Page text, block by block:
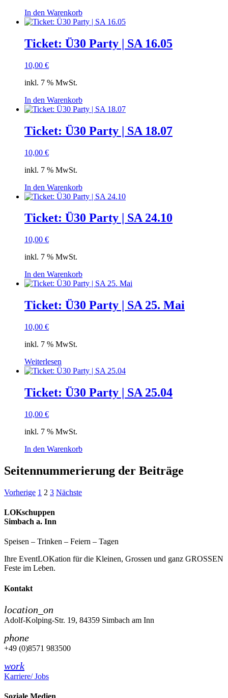
In den Warenkorb
Ticket: Ü30 Party | SA 16.05
10,00 €
inkl. 7 % MwSt.
In den Warenkorb
Ticket: Ü30 Party | SA 18.07
10,00 €
inkl. 7 % MwSt.
In den Warenkorb
Ticket: Ü30 Party | SA 24.10
10,00 €
inkl. 7 % MwSt.
In den Warenkorb
Ticket: Ü30 Party | SA 25. Mai
10,00 €
inkl. 7 % MwSt.
Weiterlesen
Ticket: Ü30 Party | SA 25.04
10,00 €
inkl. 7 % MwSt.
In den Warenkorb
Seitennummerierung der Beiträge
Vorherige 1 2 3 Nächste
LOKschuppen
Simbach a. Inn
Speisen – Trinken – Feiern – Tagen
Ihre EventLOKation für die Kleinen, Grossen und ganz GROSSEN
Feste im Leben.
Kontakt
location_on
Adolf-Kolping-Str. 19, 84359 Simbach am Inn
phone
+49 (0)8571 983500
work
Karriere/ Jobs
Soziale Medien